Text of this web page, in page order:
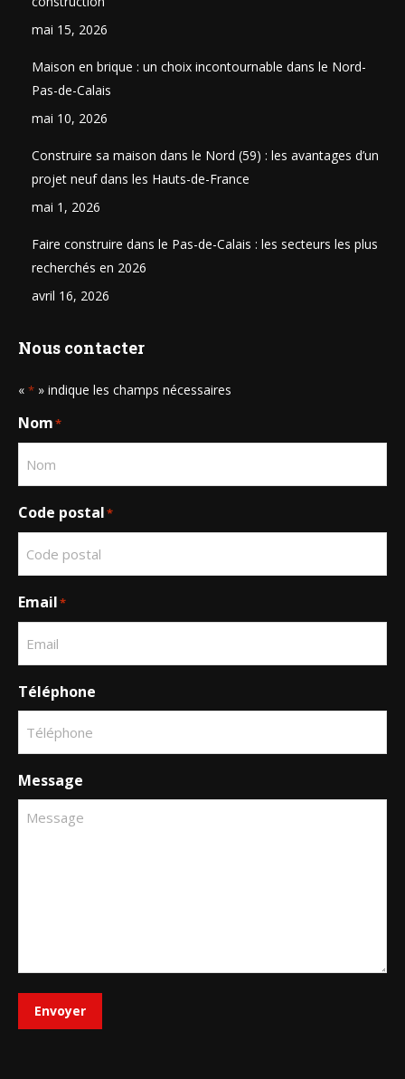
mai 15, 2026
Maison en brique : un choix incontournable dans le Nord-
Pas-de-Calais
mai 10, 2026
Construire sa maison dans le Nord (59) : les avantages d’un
projet neuf dans les Hauts-de-France
mai 1, 2026
Faire construire dans le Pas-de-Calais : les secteurs les plus
recherchés en 2026
avril 16, 2026
Nous contacter
« * » indique les champs nécessaires
Nom*
Code postal*
Email*
Téléphone
Message
Envoyer